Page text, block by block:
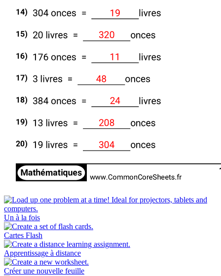
Un à la fois
Cartes Flash
Apprentissage à distance
Créer une nouvelle feuille